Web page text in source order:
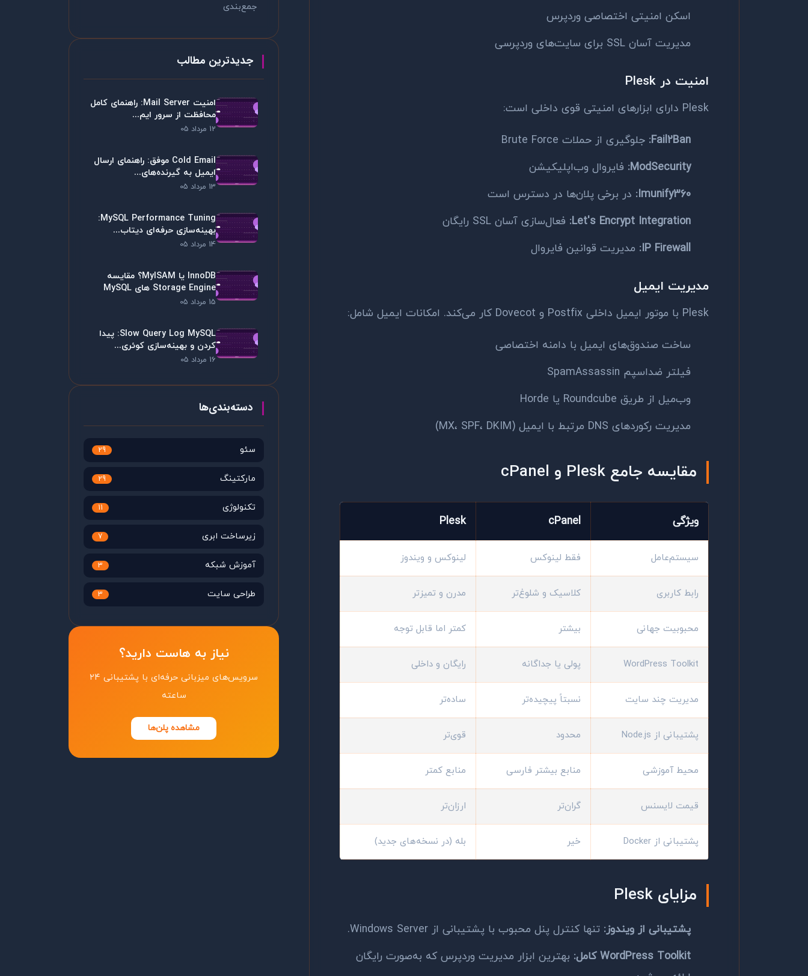
اسکن امنیتی اختصاصی وردپرس
مدیریت آسان SSL برای سایت‌های وردپرسی
امنیت در Plesk
Plesk دارای ابزارهای امنیتی قوی داخلی است:
Fail2Ban: جلوگیری از حملات Brute Force
ModSecurity: فایروال وب‌اپلیکیشن
Imunify360: در برخی پلان‌ها در دسترس است
Let's Encrypt Integration: فعال‌سازی آسان SSL رایگان
IP Firewall: مدیریت قوانین فایروال
مدیریت ایمیل
Plesk با موتور ایمیل داخلی Postfix و Dovecot کار می‌کند. امکانات ایمیل شامل:
ساخت صندوق‌های ایمیل با دامنه اختصاصی
فیلتر ضد‌اسپم SpamAssassin
وب‌میل از طریق Roundcube یا Horde
مدیریت رکوردهای DNS مرتبط با ایمیل (MX، SPF، DKIM)
مقایسه جامع Plesk و cPanel
ویژگی cPanel
Plesk
سیستم‌عامل فقط لینوکس لینوکس و ویندوز
رابط کاربری کلاسیک و شلوغ‌تر مدرن و تمیزتر
محبوبیت جهانی بیشتر کمتر اما قابل توجه
WordPress Toolkit پولی یا جداگانه رایگان و داخلی
مدیریت چند سایت نسبتاً پیچیده‌تر ساده‌تر
پشتیبانی از Node.js محدود قوی‌تر
محیط آموزشی منابع بیشتر فارسی منابع کمتر
قیمت لایسنس گران‌تر ارزان‌تر
پشتیبانی از Docker خیر بله (در نسخه‌های جدید)
مزایای Plesk
پشتیبانی از ویندوز: تنها کنترل پنل محبوب با پشتیبانی از Windows Server.
WordPress Toolkit کامل:
بهترین ابزار مدیریت وردپرس که به‌صورت رایگان
جمع‌بندی
جدیدترین مطالب
امنیت Mail Server: راهنمای کامل
محافظت از سرور ایم...
12 مرداد 05
Cold Email موفق: راهنمای ارسال
ایمیل به گیرنده‌های...
13 مرداد 05
MySQL Performance Tuning:
بهینه‌سازی حرفه‌ای دیتاب...
14 مرداد 05
InnoDB یا MyISAM؟ مقایسه
Storage Engine های MySQL
15 مرداد 05
Slow Query Log MySQL: پیدا
کردن و بهینه‌سازی کوئری...
16 مرداد 05
دسته‌بندی‌ها
سئو 29
مارکتینگ 29
تکنولوژی 11
زیرساخت ابری 7
آموزش شبکه 3
طراحی سایت 3
نیاز به هاست دارید؟
سرویس‌های میزبانی حرفه‌ای با پشتیبانی ۲۴
ساعته
مشاهده پلن‌ها